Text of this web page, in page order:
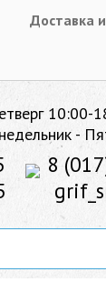
Доставка
-
8